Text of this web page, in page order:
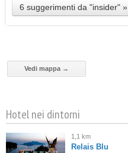
6 suggerimenti da "insider" »
Vedi mappa →
Hotel nei dintorni
1,1 km
Relais Blu